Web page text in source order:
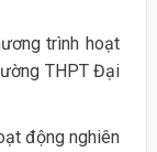
trình hoạt
THPT Đại
động nghiên